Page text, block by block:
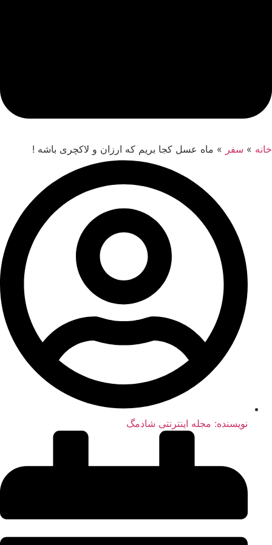
خانه » سفر » ماه عسل کجا بریم که ارزان و لاکچری باشه !
نویسنده: مجله اینترنتی شادمگ